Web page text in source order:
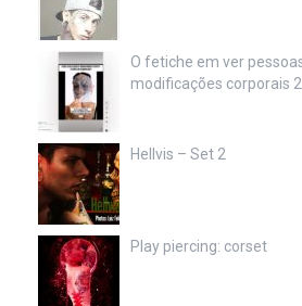
O fetiche em ver
modificações corporais
Hellvis – Set 2
Play piercing: corset